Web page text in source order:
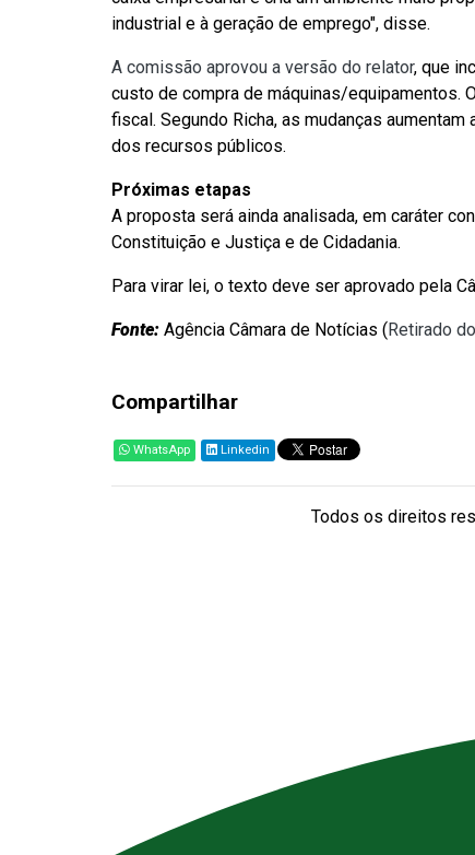
industrial e à geração de emprego", disse.
A comissão aprovou a versão do relator, que
custo de compra de máquinas/equipamentos.
fiscal. Segundo Richa, as mudanças
dos recursos públicos.
Próximas etapas
A proposta será ainda analisada, em caráter
Constituição e Justiça e de Cidadania.
Para virar lei, o texto deve ser aprovado pela
Fonte: Agência Câmara de Notícias (Retirado
Compartilhar
WhatsApp Linkedin
Todos os direitos